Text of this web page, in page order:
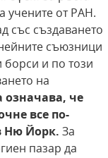
учените от РАН.
със създаването
съюзници
борси и по този
на
означава, че
все по-
Ню Йорк. За
пазар да